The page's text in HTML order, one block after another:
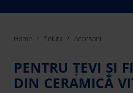
Home Soluții Accesorii
PENTRU ȚEVI ȘI
DIN CERAMICĂ